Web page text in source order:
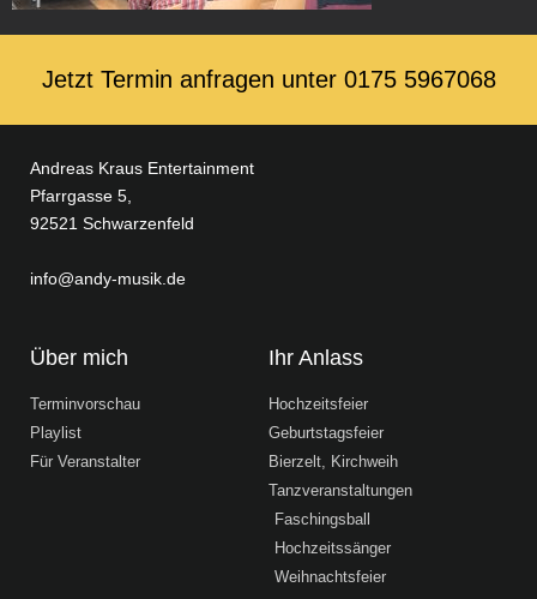
Jetzt Termin anfragen unter ‭0175 5967068‬
Andreas Kraus Entertainment
Pfarrgasse 5,
92521 Schwarzenfeld
info@andy-musik.de
Über mich
Terminvorschau
Playlist
Für Veranstalter
Ihr Anlass
Hochzeitsfeier
Geburtstagsfeier
Bierzelt, Kirchweih
Tanzveranstaltungen
Faschingsball
Hochzeitssänger
Weihnachtsfeier